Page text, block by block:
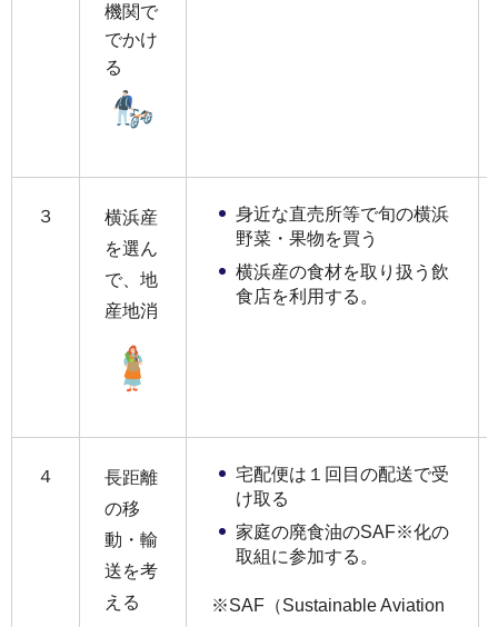
機関で
でかけ
る
３
横浜産
を選ん
で、地
産地消
身近な直売所等で旬の横浜
野菜・果物を買う
横浜産の食材を取り扱う飲
食店を利用する。
４
長距離
の移
動・輸
送を考
える
宅配便は１回目の配送で受
け取る
家庭の廃食油のSAF※化の
取組に参加する。
※SAF（Sustainable Aviation